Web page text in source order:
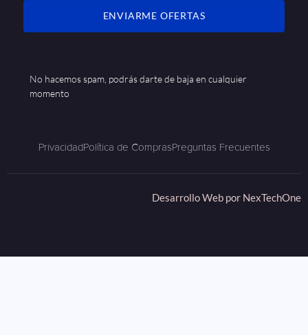
ENVIARME OFERTAS
No hacemos spam, podrás darte de baja en cualquier
momento
PrivacidadPolítica de ComprasPreguntas Frecuentes
Desarrollo Web por NexTechOne